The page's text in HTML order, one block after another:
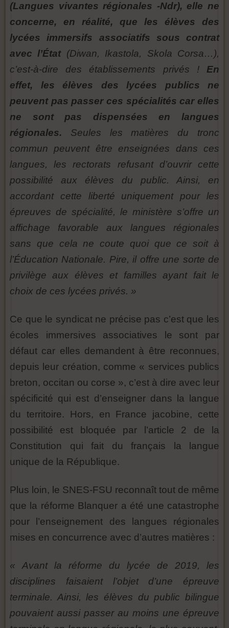
(Langues vivantes régionales -Ndr), elle ne
concerne, en réalité, que les élèves des
lycées immersifs associatifs sous contrat
avec l’État(Diwan, Ikastola, Skola Corsa…),
c’est-à-dire des établissements privés ! En
effet, les élèves des lycées publics ne
peuvent pas passer ces spécialités car elles
ne sont pas dispensées en langues
régionales. Seules les matières du tronc
commun peuvent être enseignées dans ces
langues, les rectorats refusant d’ouvrir cette
possibilité aux élèves du public. Ainsi, en
accordant cette liberté uniquement pour les
épreuves de spécialité, le ministère s’offre un
affichage favorable aux langues régionales
sans que cela ne coute quoi que ce soit à
l’Éducation Nationale. Pire, il offre une sorte de
privilège aux élèves et familles ayant fait le
choix de ces lycées privés. »
Ce que le syndicat ne précise pas c’est que les
écoles immersives associatives le sont par
défaut car elles demandent à être reconnues,
depuis leur création, comme « services publics
breton, occitan ou corse », c’est à dire avec leur
spécificité qui est d’enseigner dans la langue
du territoire. Hors, en France jacobine, cette
possibilité est bloquée par l’article 2 de la
Constitution qui fait du français la langue
unique de la République.
Plus loin, le SNES-FSU reconnaît tout de même
que la réforme Blanquer a été une catastrophe
pour l’enseignement des langues régionales
mises en concurrence avec d’autres matières :
« Avant la réforme du lycée de 2019, les
disciplines faisaient l’objet d’une épreuve
terminale. Ainsi, les élèves du public bilingue
pouvaient aussi passer au moins une épreuve